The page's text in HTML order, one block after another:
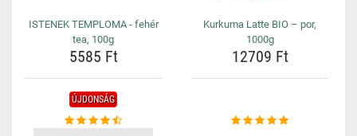
ISTENEK TEMPLOMA - fehér
tea, 100g
5585 Ft
Kurkuma Latte BIO – por,
1000g
12709 Ft
ÚJDONSÁG